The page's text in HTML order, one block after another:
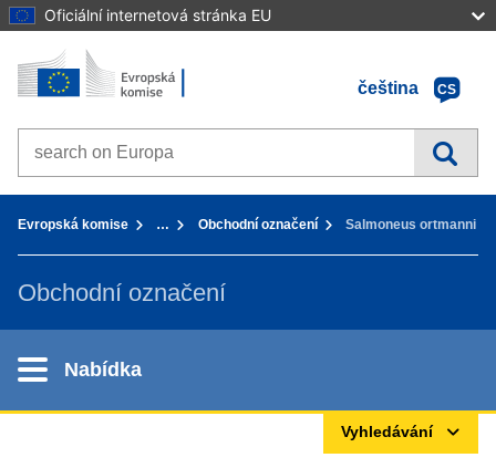
Oficiální internetová stránka EU
Přejít k obsahu
Home - Evropská komise
čeština
CS
Search on Europa websites
Evropská komise … Obchodní označení Salmoneus ortmanni
Obchodní označení
Nabídka
Vyhledávání